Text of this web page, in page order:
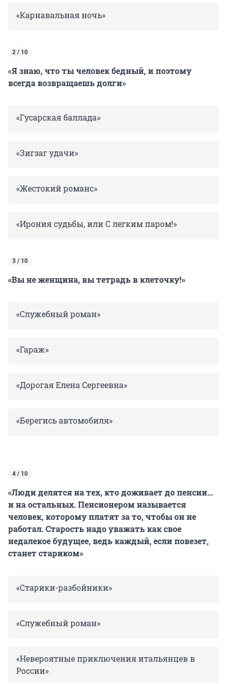
«Карнавальная ночь»
2 / 10
«Я знаю, что ты человек бедный, и поэтому
всегда возвращаешь долги»
«Гусарская баллада»
«Зигзаг удачи»
«Жестокий романс»
«Ирония судьбы, или С легким паром!»
3 / 10
«Вы не женщина, вы тетрадь в клеточку!»
«Служебный роман»
«Гараж»
«Дорогая Елена Сергеевна»
«Берегись автомобиля»
4 / 10
«Люди делятся на тех, кто доживает до пенсии…
и на остальных. Пенсионером называется
человек, которому платят за то, чтобы он не
работал. Старость надо уважать как свое
недалекое будущее, ведь каждый, если повезет,
станет стариком»
«Старики-разбойники»
«Служебный роман»
«Невероятные приключения итальянцев в
России»